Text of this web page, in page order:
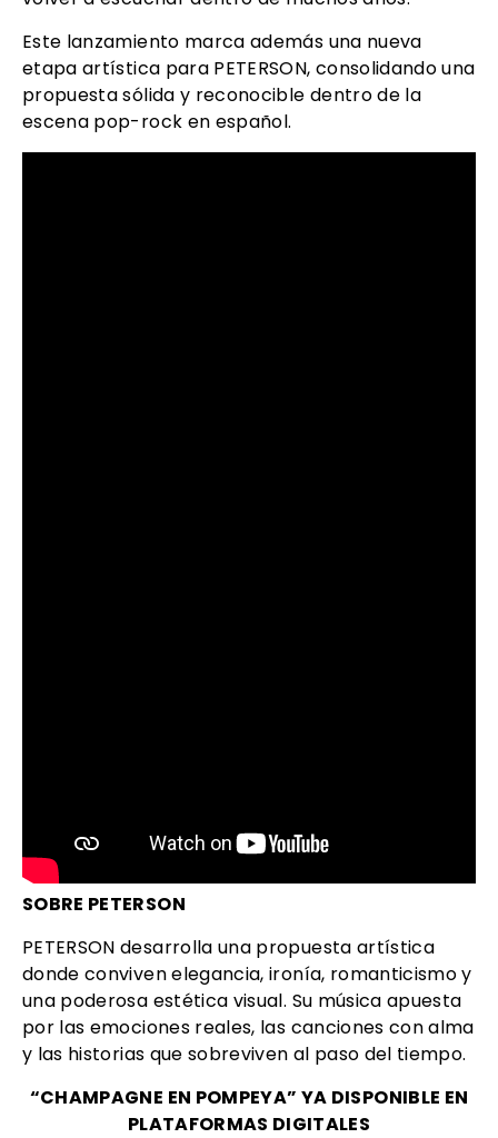
Este lanzamiento marca además una nueva
etapa artística para PETERSON, consolidando una
propuesta sólida y reconocible dentro de la
escena pop-rock en español.
SOBRE PETERSON
PETERSON desarrolla una propuesta artística
donde conviven elegancia, ironía, romanticismo y
una poderosa estética visual. Su música apuesta
por las emociones reales, las canciones con alma
y las historias que sobreviven al paso del tiempo.
“CHAMPAGNE EN POMPEYA” YA DISPONIBLE EN
PLATAFORMAS DIGITALES